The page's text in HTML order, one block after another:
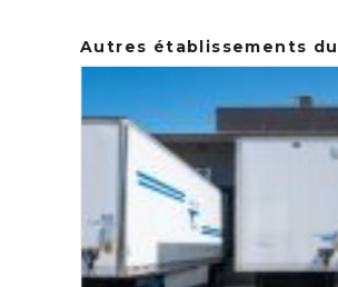
Autres établissements